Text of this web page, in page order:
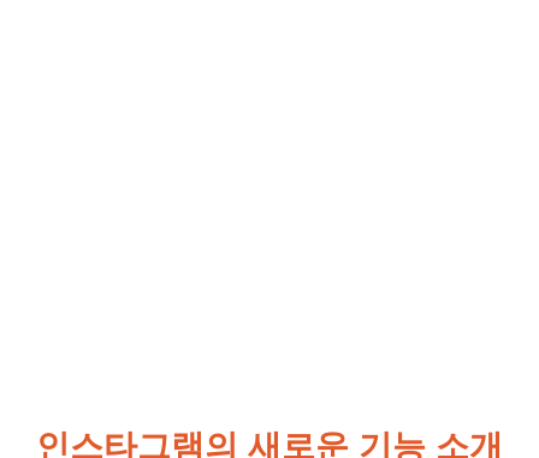
인스타그램의 새로운 기능 소개